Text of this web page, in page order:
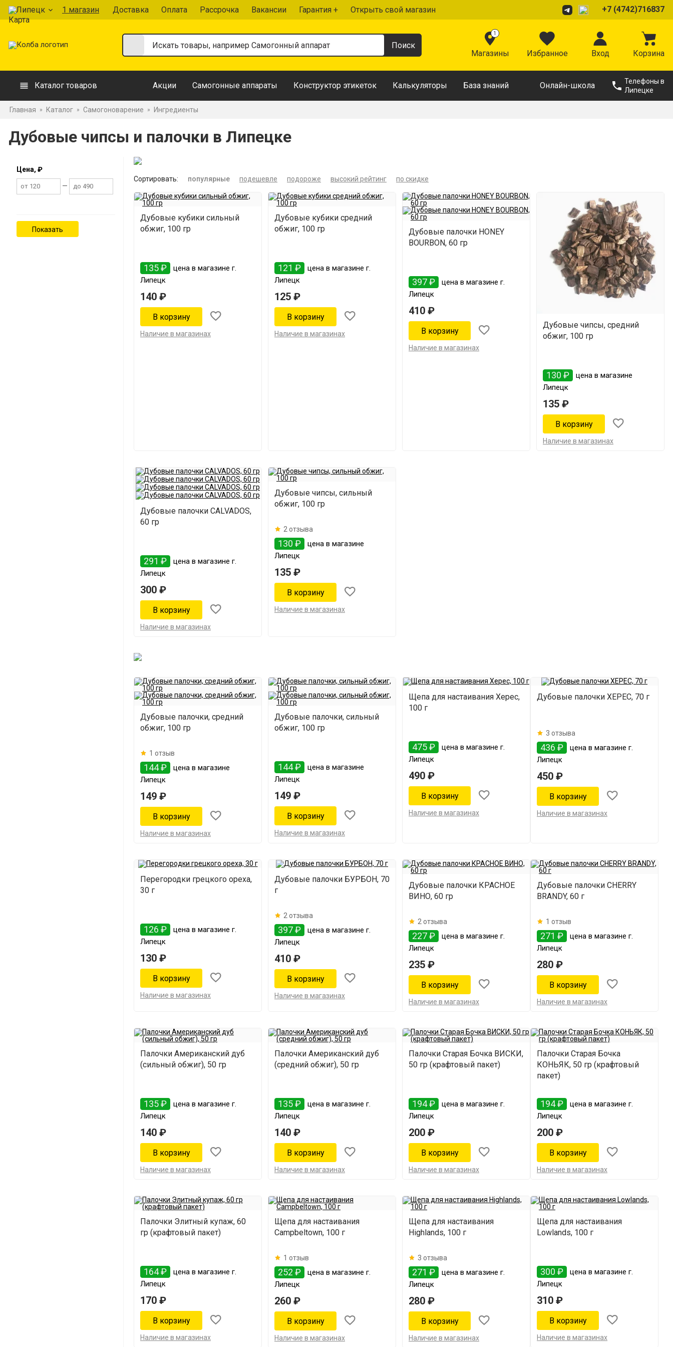
Липецк 1 магазин Доставка Оплата Рассрочка Вакансии Гарантия + Открыть свой магазин +7 (4742)716837
1
Магазины Избранное Вход Корзина
Каталог товаров Акции Самогонные аппараты Конструктор этикеток Калькуляторы База знаний Онлайн-школа
Телефоны в
Липецке
Главная » Каталог » Самогоноварение » Ингредиенты
Дубовые чипсы и палочки в Липецке
Цена, ₽
—
Сортировать: популярные подешевле подороже высокий рейтинг по скидке
Дубовые кубики сильный
обжиг, 100 гр
135 ₽
цена в магазине г.
Липецк
140 ₽
Наличие в магазинах
Дубовые кубики средний
обжиг, 100 гр
121 ₽
цена в магазине г.
Липецк
125 ₽
Наличие в магазинах
Дубовые палочки HONEY
BOURBON, 60 гр
397 ₽
цена в магазине г.
Липецк
410 ₽
Наличие в магазинах
Дубовые чипсы, средний
обжиг, 100 гр
130 ₽
цена в магазине
Липецк
135 ₽
Наличие в магазинах
Дубовые палочки CALVADOS,
60 гр
291 ₽
цена в магазине г.
Липецк
300 ₽
Наличие в магазинах
Дубовые чипсы, сильный
обжиг, 100 гр
2 отзыва
130 ₽
цена в магазине
Липецк
135 ₽
Наличие в магазинах
Дубовые палочки, средний
обжиг, 100 гр
1 отзыв
144 ₽
цена в магазине
Липецк
149 ₽
Наличие в магазинах
Дубовые палочки, сильный
обжиг, 100 гр
144 ₽
цена в магазине
Липецк
149 ₽
Наличие в магазинах
Щепа для настаивания Херес,
100 г
475 ₽
цена в магазине г.
Липецк
490 ₽
Наличие в магазинах
Дубовые палочки ХЕРЕС, 70 г
3 отзыва
436 ₽
цена в магазине г.
Липецк
450 ₽
Наличие в магазинах
Перегородки грецкого ореха,
30 г
126 ₽
цена в магазине г.
Липецк
130 ₽
Наличие в магазинах
Дубовые палочки БУРБОН, 70
г
2 отзыва
397 ₽
цена в магазине г.
Липецк
410 ₽
Наличие в магазинах
Дубовые палочки КРАСНОЕ
ВИНО, 60 гр
2 отзыва
227 ₽
цена в магазине г.
Липецк
235 ₽
Наличие в магазинах
Дубовые палочки CHERRY
BRANDY, 60 г
1 отзыв
271 ₽
цена в магазине г.
Липецк
280 ₽
Наличие в магазинах
Палочки Американский дуб
(сильный обжиг), 50 гр
135 ₽
цена в магазине г.
Липецк
140 ₽
Наличие в магазинах
Палочки Американский дуб
(средний обжиг), 50 гр
135 ₽
цена в магазине г.
Липецк
140 ₽
Наличие в магазинах
Палочки Старая Бочка ВИСКИ,
50 гр (крафтовый пакет)
194 ₽
цена в магазине г.
Липецк
200 ₽
Наличие в магазинах
Палочки Старая Бочка
КОНЬЯК, 50 гр (крафтовый
пакет)
194 ₽
цена в магазине г.
Липецк
200 ₽
Наличие в магазинах
Палочки Элитный купаж, 60
гр (крафтовый пакет)
164 ₽
цена в магазине г.
Липецк
170 ₽
Наличие в магазинах
Щепа для настаивания
Campbeltown, 100 г
1 отзыв
252 ₽
цена в магазине г.
Липецк
260 ₽
Наличие в магазинах
Щепа для настаивания
Highlands, 100 г
3 отзыва
271 ₽
цена в магазине г.
Липецк
280 ₽
Наличие в магазинах
Щепа для настаивания
Lowlands, 100 г
300 ₽
цена в магазине г.
Липецк
310 ₽
Наличие в магазинах